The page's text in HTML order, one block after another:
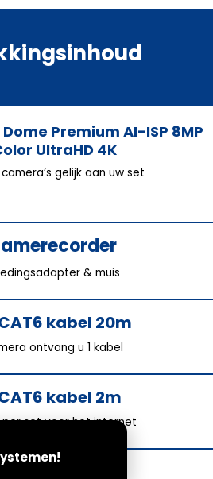
Dome Premium AI-ISP 8MP
UltraHD 4K
gelijk aan uw set
& muis
kabel 20m
ontvang u 1 kabel
kabel 2m
per set voor het internet
kabel 2.0 1,8m